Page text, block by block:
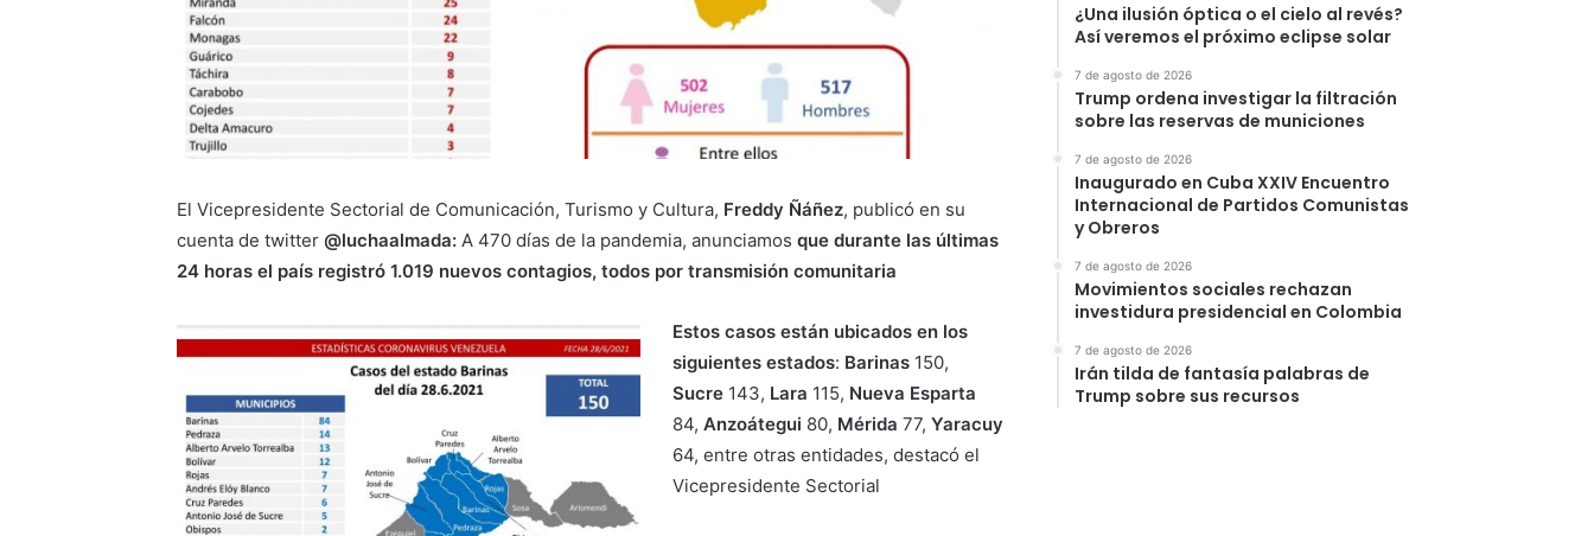
El Vicepresidente Sectorial de Comunicación, Turismo y Cultura, Freddy Ñáñez, publicó en su
cuenta de twitter@luchaalmada:A 470 días de la pandemia, anunciamosque durante las últimas
24 horas el país registró 1.019 nuevos contagios, todos por transmisión comunitaria
Estos casos están ubicados en los
siguientes estados: Barinas150,
Sucre143, Lara 115, Nueva Esparta
84, Anzoátegui 80, Mérida 77, Yaracuy
64, entre otras entidades, destacó el
Vicepresidente Sectorial
¿Una ilusión óptica o el cielo al revés?
Así veremos el próximo eclipse solar
7 de agosto de 2026
Trump ordena investigar la filtración
sobre las reservas de municiones
7 de agosto de 2026
Inaugurado en Cuba XXIV Encuentro
Internacional de Partidos Comunistas
y Obreros
7 de agosto de 2026
Movimientos sociales rechazan
investidura presidencial en Colombia
7 de agosto de 2026
Irán tilda de fantasía palabras de
Trump sobre sus recursos